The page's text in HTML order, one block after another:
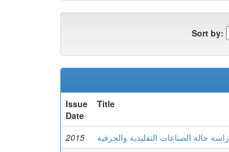
Sort by:
Issue
Date
Title
2015 حالة الصناعات التقليدية والحرفية